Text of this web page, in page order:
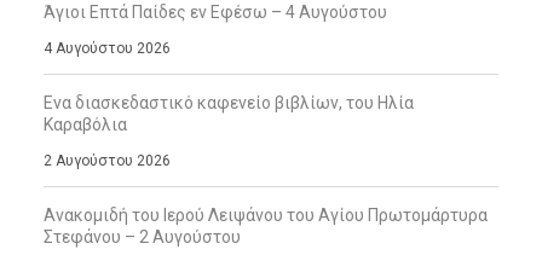
Άγιοι Επτά Παίδες εν Εφέσω – 4 Αυγούστου
4 Αυγούστου 2026
Ενα διασκεδαστικό καφενείο βιβλίων, του Ηλία
Καραβόλια
2 Αυγούστου 2026
Ανακομιδή του Ιερού Λειψάνου του Αγίου Πρωτομάρτυρα
Στεφάνου – 2 Αυγούστου